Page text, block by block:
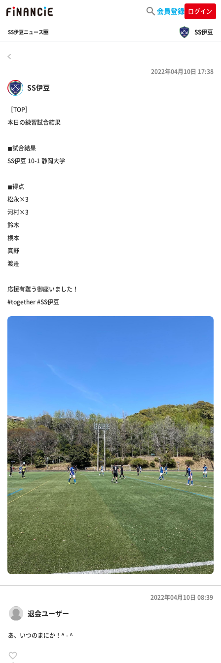
会員登録 ログイン
SS伊豆ニュース🆕 SS伊豆
SS伊豆
2022年04月10日 17:38
［TOP］
本日の練習試合結果
◼︎試合結果
SS伊豆 10-1 静岡大学
◼︎得点
松永×3
河村×3
鈴木
根本
真野
渡邉
応援有難う御座いました！
#together #SS伊豆
退会ユーザー
2022年04月10日 08:39
あ、いつのまにか！^ - ^